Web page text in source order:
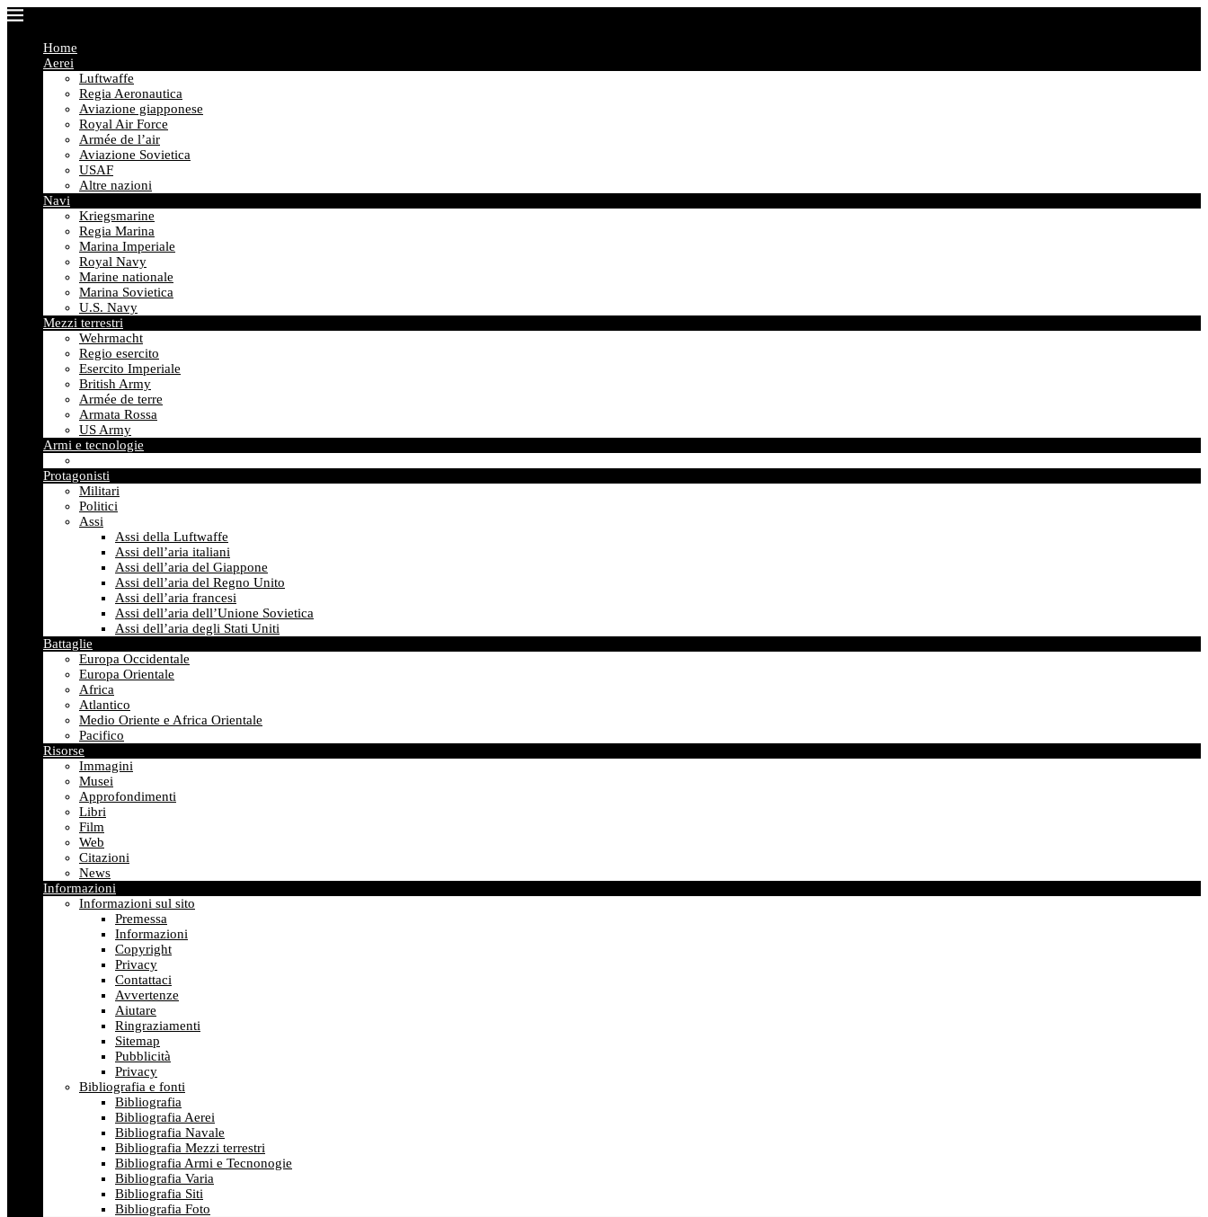
Home
Aerei
Luftwaffe
Regia Aeronautica
Aviazione giapponese
Royal Air Force
Armée de l’air
Aviazione Sovietica
USAF
Altre nazioni
Navi
Kriegsmarine
Regia Marina
Marina Imperiale
Royal Navy
Marine nationale
Marina Sovietica
U.S. Navy
Mezzi terrestri
Wehrmacht
Regio esercito
Esercito Imperiale
British Army
Armée de terre
Armata Rossa
US Army
Armi e tecnologie
Protagonisti
Militari
Politici
Assi
Assi della Luftwaffe
Assi dell’aria italiani
Assi dell’aria del Giappone
Assi dell’aria del Regno Unito
Assi dell’aria francesi
Assi dell’aria dell’Unione Sovietica
Assi dell’aria degli Stati Uniti
Battaglie
Europa Occidentale
Europa Orientale
Africa
Atlantico
Medio Oriente e Africa Orientale
Pacifico
Risorse
Immagini
Musei
Approfondimenti
Libri
Film
Web
Citazioni
News
Informazioni
Informazioni sul sito
Premessa
Informazioni
Copyright
Privacy
Contattaci
Avvertenze
Aiutare
Ringraziamenti
Sitemap
Pubblicità
Privacy
Bibliografia e fonti
Bibliografia
Bibliografia Aerei
Bibliografia Navale
Bibliografia Mezzi terrestri
Bibliografia Armi e Tecnonogie
Bibliografia Varia
Bibliografia Siti
Bibliografia Foto